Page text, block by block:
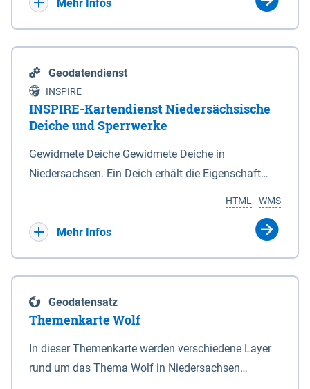
Mehr Infos
Geodatendienst
INSPIRE
INSPIRE-Kartendienst Niedersächsische
Deiche und Sperrwerke
Gewidmete Deiche Gewidmete Deiche in
Niedersachsen. Ein Deich erhält die Eigenschaft
Deichbehörde durch Verordnung ausspricht. Für
enthalten. Sperrwerke Sperrwerke sind Bauwerke
mit Sperrvorrichtungen in Tidegewässern, die dem
Schutz eines Gebietes vor erhöhten Tiden, vor allem
vor Sturmfluten, zu dienen bestimmt sind (§2 Abs.3
WMS
HTML
Mehr Infos
Geodatensatz
Themenkarte Wolf
In dieser Themenkarte werden verschiedene Layer
rund um das Thema Wolf in Niedersachsen